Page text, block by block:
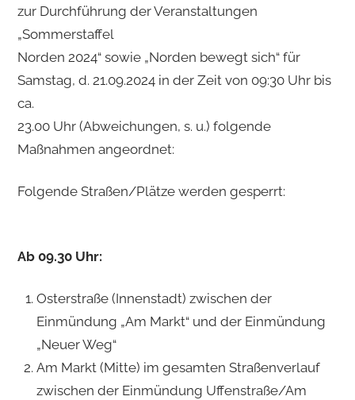
zur Durchführung der Veranstaltungen
„Sommerstaffel
Norden 2024“ sowie „Norden bewegt sich“ für
Samstag, d. 21.09.2024 in der Zeit von 09:30 Uhr bis
ca.
23.00 Uhr (Abweichungen, s. u.) folgende
Maßnahmen angeordnet:
Folgende Straßen/Plätze werden gesperrt:
Ab 09.30 Uhr:
Osterstraße (Innenstadt) zwischen der
Einmündung „Am Markt“ und der Einmündung
„Neuer Weg“
Am Markt (Mitte) im gesamten Straßenverlauf
zwischen der Einmündung Uffenstraße/Am